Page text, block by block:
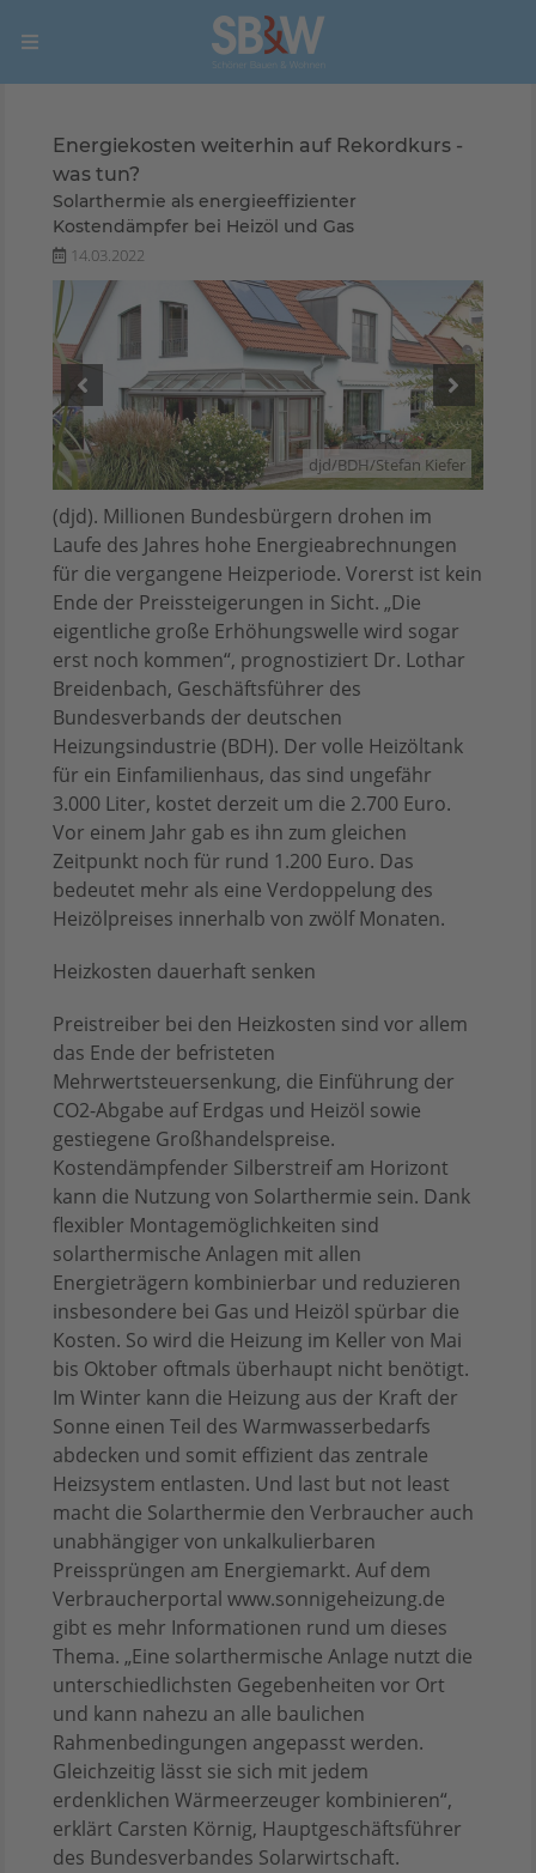
Energiekosten weiterhin auf Rekordkurs -
was tun?
Solarthermie als energieeffizienter
Kostendämpfer bei Heizöl und Gas
14.03.2022
djd/BDH/Stefan Kiefer
(djd). Millionen Bundesbürgern drohen im
Laufe des Jahres hohe Energieabrechnungen
für die vergangene Heizperiode. Vorerst ist kein
Ende der Preissteigerungen in Sicht. „Die
eigentliche große Erhöhungswelle wird sogar
erst noch kommen“, prognostiziert Dr. Lothar
Breidenbach, Geschäftsführer des
Bundesverbands der deutschen
Heizungsindustrie (BDH). Der volle Heizöltank
für ein Einfamilienhaus, das sind ungefähr
3.000 Liter, kostet derzeit um die 2.700 Euro.
Vor einem Jahr gab es ihn zum gleichen
Zeitpunkt noch für rund 1.200 Euro. Das
bedeutet mehr als eine Verdoppelung des
Heizölpreises innerhalb von zwölf Monaten.
Heizkosten dauerhaft senken
Preistreiber bei den Heizkosten sind vor allem
das Ende der befristeten
Mehrwertsteuersenkung, die Einführung der
CO2-Abgabe auf Erdgas und Heizöl sowie
gestiegene Großhandelspreise.
Kostendämpfender Silberstreif am Horizont
kann die Nutzung von Solarthermie sein. Dank
flexibler Montagemöglichkeiten sind
solarthermische Anlagen mit allen
Energieträgern kombinierbar und reduzieren
insbesondere bei Gas und Heizöl spürbar die
Kosten. So wird die Heizung im Keller von Mai
bis Oktober oftmals überhaupt nicht benötigt.
Im Winter kann die Heizung aus der Kraft der
Sonne einen Teil des Warmwasserbedarfs
abdecken und somit effizient das zentrale
Heizsystem entlasten. Und last but not least
macht die Solarthermie den Verbraucher auch
unabhängiger von unkalkulierbaren
Preissprüngen am Energiemarkt. Auf dem
Verbraucherportal www.sonnigeheizung.de
gibt es mehr Informationen rund um dieses
Thema. „Eine solarthermische Anlage nutzt die
unterschiedlichsten Gegebenheiten vor Ort
und kann nahezu an alle baulichen
Rahmenbedingungen angepasst werden.
Gleichzeitig lässt sie sich mit jedem
erdenklichen Wärmeerzeuger kombinieren“,
erklärt Carsten Körnig, Hauptgeschäftsführer
des Bundesverbandes Solarwirtschaft.